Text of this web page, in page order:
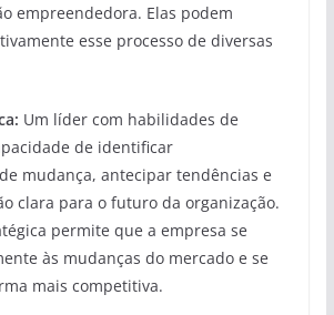
empreendedora. Elas podem
esse processo de diversas
Um líder com habilidades de
de identificar
mudança, antecipar tendências e
clara para o futuro da organização.
permite que a empresa se
às mudanças do mercado e se
mais competitiva.